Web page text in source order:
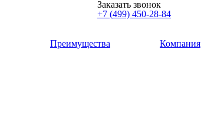
Заказать звонок
+7 (499) 450-28-84
Преимущества Компания